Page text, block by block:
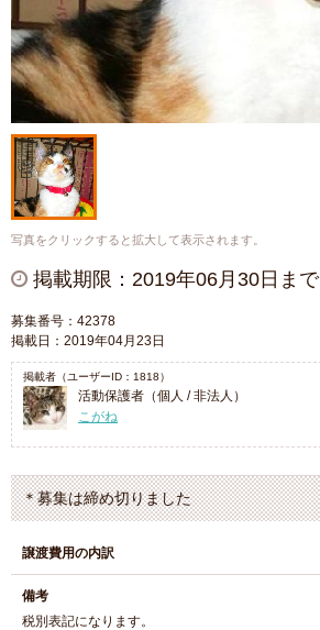
写真をクリックすると拡大して表示されます。
掲載期限：2019年06月30日まで
募集番号：42378
掲載日：2019年04月23日
掲載者（ユーザーID：1818）
活動保護者（個人 / 非法人）
こがね
＊募集は締め切りました
譲渡費用の内訳
備考
税別表記になります。